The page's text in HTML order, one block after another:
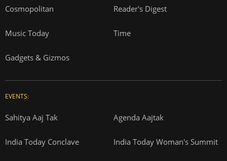
Cosmopolitan Reader's Digest
Music Today Time
Gadgets & Gizmos
EVENTS:
Sahitya Aaj Tak Agenda Aajtak
India Today Conclave India Today Woman's Summit